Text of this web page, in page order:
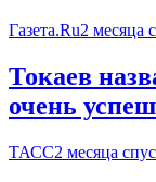
Газета.Ru2 месяца
Токаев
очень
ТАСС2 месяца